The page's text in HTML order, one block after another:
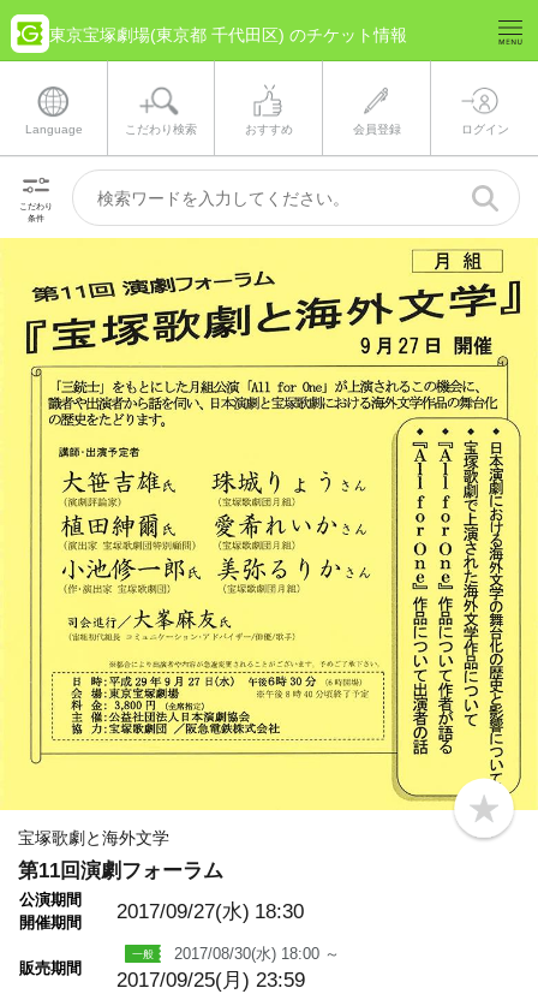
東京宝塚劇場(東京都 千代田区) のチケット情報
Language こだわり検索 おすすめ 会員登録 ログイン
こだわり
条件
b
o
宝塚歌劇と海外文学
第11回演劇フォーラム
公演期間
開催期間
2017/09/27(水) 18:30
販売期間
2017/08/30(水) 18:00 ～
2017/09/25(月) 23:59